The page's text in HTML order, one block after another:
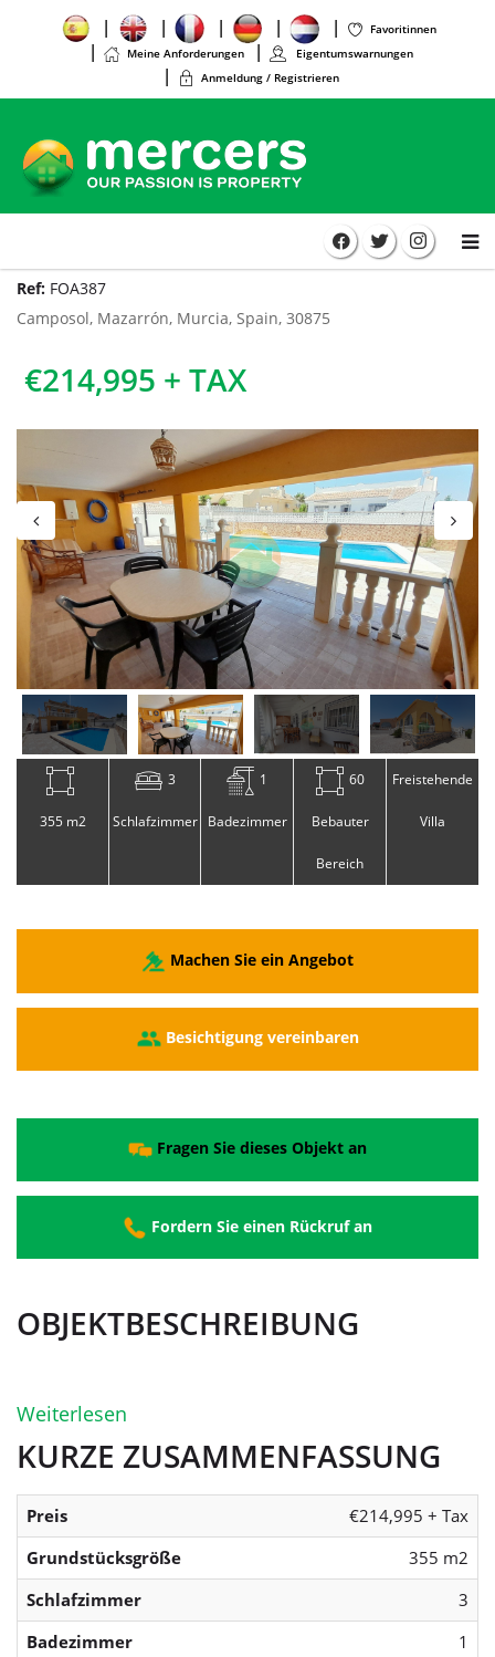
Favoritinnen
Meine Anforderungen
Eigentumswarnungen
Anmeldung / Registrieren
Ref: FOA387
Camposol, Mazarrón, Murcia, Spain, 30875
€214,995 + TAX
355 m2
3
Schlafzimmer
1
Badezimmer
60
Bebauter
Bereich
Freistehende
Villa
Machen Sie ein Angebot
Besichtigung vereinbaren
Fragen Sie dieses Objekt an
Fordern Sie einen Rückruf an
OBJEKTBESCHREIBUNG
Weiterlesen
KURZE ZUSAMMENFASSUNG
Preis
€214,995 + Tax
Grundstücksgröße
355 m2
Schlafzimmer
3
Badezimmer
1